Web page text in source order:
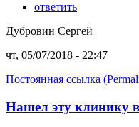
ответить
Дубровин Сергей
чт, 05/07/2018 - 22:47
Постоянная ссылка
Нашел эту клинику